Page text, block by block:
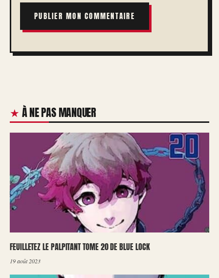
À NE PAS MANQUER
FEUILLETEZ LE PALPITANT TOME 20 DE BLUE LOCK
19 août 2023